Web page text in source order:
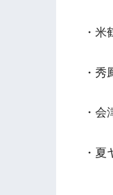
・
・
・会
・